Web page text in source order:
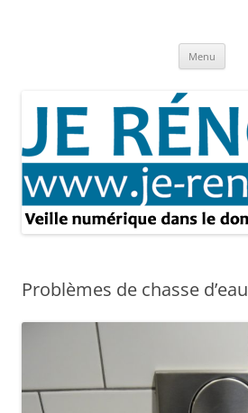
Menu
Problèmes de chasse d’eau